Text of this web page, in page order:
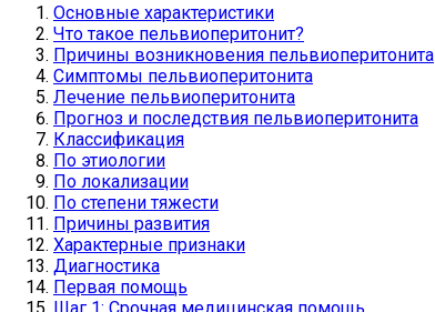
Основные характеристики
Что такое пельвиоперитонит?
Причины возникновения пельвиоперитонита
Симптомы пельвиоперитонита
Лечение пельвиоперитонита
Прогноз и последствия пельвиоперитонита
Классификация
По этиологии
По локализации
По степени тяжести
Причины развития
Характерные признаки
Диагностика
Первая помощь